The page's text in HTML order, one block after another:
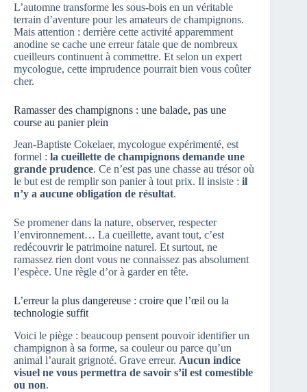
L’automne transforme les sous-bois en un véritable
terrain d’aventure pour les amateurs de champignons.
Mais attention : derrière cette activité apparemment
anodine se cache une erreur fatale que de nombreux
cueilleurs continuent à commettre. Et selon un expert
mycologue, cette imprudence pourrait bien vous coûter
cher.
Ramasser des champignons : une balade, pas une
course au panier plein
Jean-Baptiste Cokelaer, mycologue expérimenté, est
formel : la cueillette de champignons demande une
grande prudence. Ce n’est pas une chasse au trésor où
le but est de remplir son panier à tout prix. Il insiste : il
n’y a aucune obligation de résultat.
Se promener dans la nature, observer, respecter
l’environnement… La cueillette, avant tout, c’est
redécouvrir le patrimoine naturel. Et surtout, ne
ramassez rien dont vous ne connaissez pas absolument
l’espèce. Une règle d’or à garder en tête.
L’erreur la plus dangereuse : croire que l’œil ou la
technologie suffit
Voici le piège : beaucoup pensent pouvoir identifier un
champignon à sa forme, sa couleur ou parce qu’un
animal l’aurait grignoté. Grave erreur. Aucun indice
visuel ne vous permettra de savoir s’il est comestible
ou non.